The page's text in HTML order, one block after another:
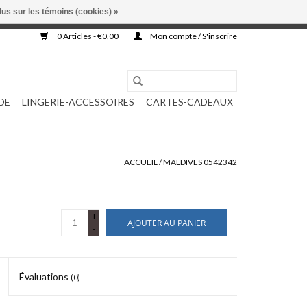
0 Articles - €0,00 Mon compte / S'inscrire
LINGERIE-ACCESSOIRES CARTES-CADEAUX
ACCUEIL/MALDIVES 0542342
+
-
AJOUTER AU PANIER
Évaluations (0)
sur les témoins (cookies) »
ni complétée.